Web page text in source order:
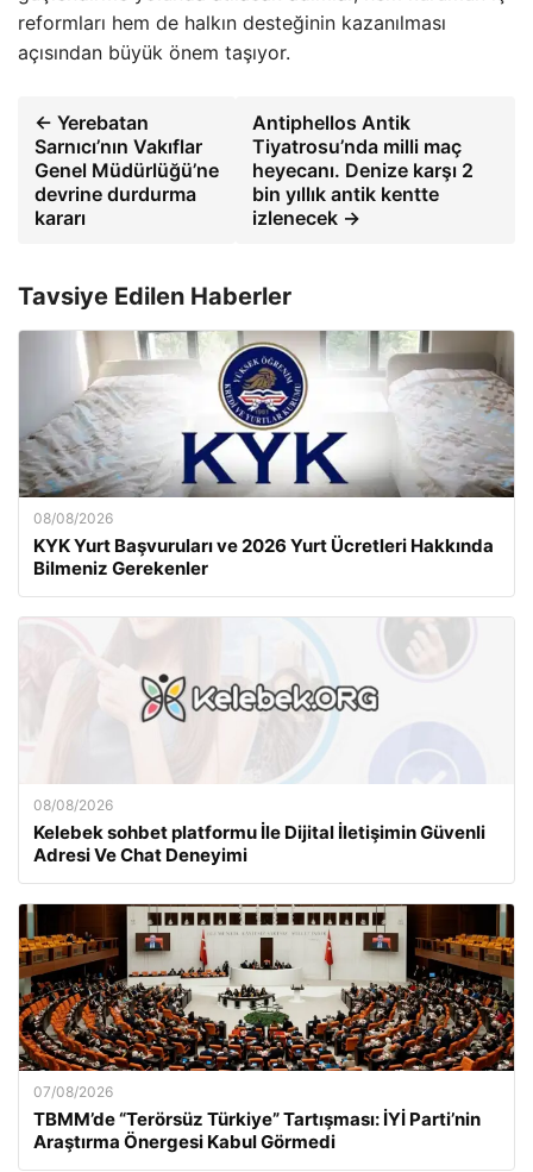
reformları hem de halkın desteğinin kazanılması
açısından büyük önem taşıyor.
← Yerebatan
Sarnıcı’nın Vakıflar
Genel Müdürlüğü’ne
devrine durdurma
kararı
Antiphellos Antik
Tiyatrosu’nda milli maç
heyecanı. Denize karşı 2
bin yıllık antik kentte
izlenecek →
Tavsiye Edilen Haberler
08/08/2026
KYK Yurt Başvuruları ve 2026 Yurt Ücretleri Hakkında
Bilmeniz Gerekenler
08/08/2026
Kelebek sohbet platformu İle Dijital İletişimin Güvenli
Adresi Ve Chat Deneyimi
07/08/2026
TBMM’de “Terörsüz Türkiye” Tartışması: İYİ Parti’nin
Araştırma Önergesi Kabul Görmedi